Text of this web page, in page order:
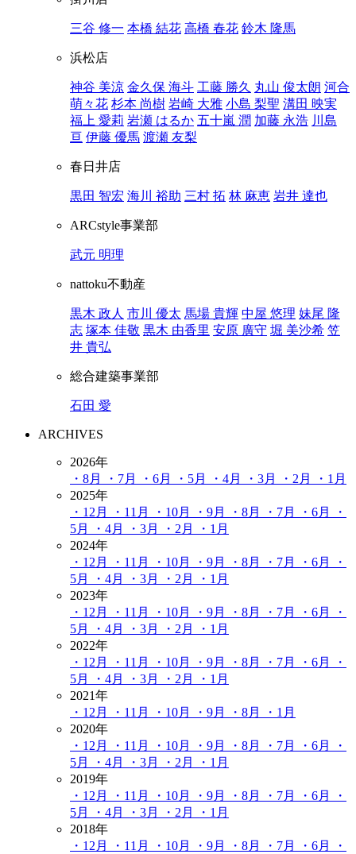
三谷 修一 本橋 結花 高橋 春花 鈴木 隆馬
浜松店
神谷 美涼 金久保 海斗 工藤 勝久 丸山 俊太朗 河合
萌々花 杉本 尚樹 岩崎 大雅 小島 梨聖 溝田 映実
福上 愛莉 岩瀬 はるか 五十嵐 潤 加藤 永浩 川島
亘 伊藤 優馬 渡瀬 友梨
春日井店
黒田 智宏 海川 裕助 三村 拓 林 麻恵 岩井 達也
ARCstyle事業部
武元 明理
nattoku不動産
黒木 政人 市川 優太 馬場 貴輝 中屋 悠理 妹尾 隆
志 塚本 佳敬 黒木 由香里 安原 廣守 堀 美沙希 笠
井 貴弘
総合建築事業部
石田 愛
ARCHIVES
2026年
・8月
・7月 ・6月 ・5月 ・4月 ・3月 ・2月
・1月
2025年
・12月
・11月 ・10月 ・9月 ・8月 ・7月 ・6月
・
5月
・4月 ・3月 ・2月
・1月
2024年
・12月
・11月 ・10月 ・9月 ・8月 ・7月 ・6月
・
5月
・4月 ・3月 ・2月
・1月
2023年
・12月
・11月 ・10月 ・9月 ・8月 ・7月 ・6月
・
5月
・4月 ・3月 ・2月
・1月
2022年
・12月
・11月 ・10月 ・9月 ・8月 ・7月 ・6月
・
5月
・4月 ・3月 ・2月
・1月
2021年
・12月
・11月 ・10月 ・9月 ・8月
・1月
2020年
・12月
・11月 ・10月 ・9月 ・8月 ・7月 ・6月
・
5月
・4月 ・3月 ・2月
・1月
2019年
・12月
・11月 ・10月 ・9月 ・8月 ・7月 ・6月
・
5月
・4月 ・3月 ・2月
・1月
2018年
・12月
・11月 ・10月 ・9月 ・8月 ・7月 ・6月
・